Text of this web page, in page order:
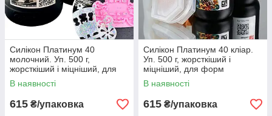
Силікон Платинум 40
молочний. Уп. 500 г,
жорсткіший і міцніший, для
форм
В наявності
615 ₴/упаковка
Силікон Платинум 40 кліар.
Уп. 500 г, жорсткіший і
міцніший, для форм
В наявності
615 ₴/упаковка